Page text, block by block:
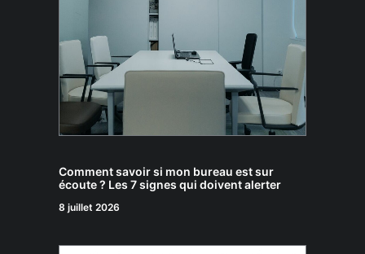
Comment savoir si mon bureau est sur
écoute ? Les 7 signes qui doivent alerter
8 juillet 2026